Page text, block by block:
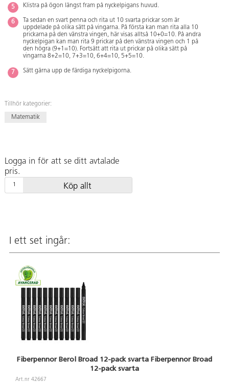
Klistra på ögon längst fram på nyckelpigans huvud.
Ta sedan en svart penna och rita ut 10 svarta prickar som är
uppdelade på olika sätt på vingarna. På första kan man rita alla 10
prickarna på den vänstra vingen, här visas alltså 10+0=10. På andra
nyckelpigan kan man rita 9 prickar på den vänstra vingen och 1 på
den högra (9+1=10). Fortsätt att rita ut prickar på olika sätt på
vingarna 8+2=10, 7+3=10, 6+4=10, 5+5=10.
Sätt gärna upp de färdiga nyckelpigorna.
Tillhör kategorier:
Matematik
Logga in för att se ditt avtalade
pris.
Köp allt
I ett set ingår:
Fiberpennor Berol Broad 12-pack svarta Fiberpennor Broad
12-pack svarta
Art.nr 42667